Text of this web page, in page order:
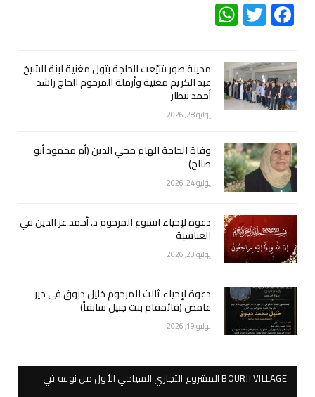
Facebook
Twitter
مدينة صور شيّعت الحاجة بتول مغنية ابنة الشيخ
عبد الكريم مغنية وأرملة المرحوم الحاج راشد
أحمد بيطار
يوليو 28, 2026
وفاة الحاجة الهام محي الدين (أم محمود أبو
صالح)
يوليو 24, 2026
دعوة لإحياء اسبوع المرحوم د. أحمد عز الدين في
العباسية
يوليو 23, 2026
دعوة لإحياء ثالث المرحوم خليل دبوق في دير
عامص (قائمقام بنت جبيل سابقاً)
يوليو 19, 2026
BOURJI VILLAGE المشروع التجاري السياحي الأول من نوعه في